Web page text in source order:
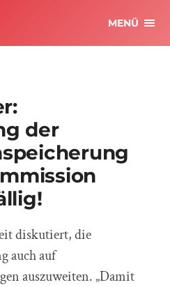
MENÜ
der
diskutiert, die
auch auf
auszuweiten. „Damit